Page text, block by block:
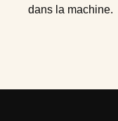
dans la machine.